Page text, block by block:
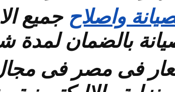
واصلاح جميع
بالضمان لمدة
فى مصر فى مجال